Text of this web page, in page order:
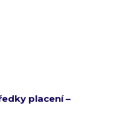
placení –